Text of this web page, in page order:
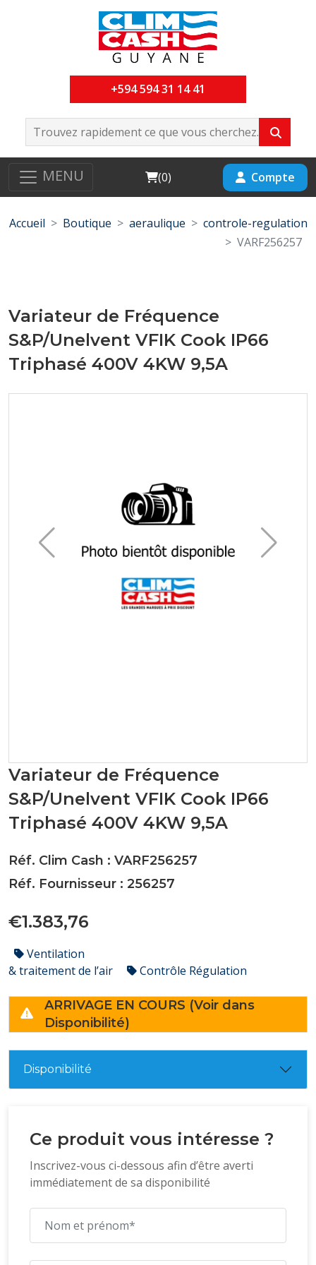
+594 594 31 14 41
MENU Cart
(0) Compte
Accueil Boutique aeraulique
controle-regulation
VARF256257
Variateur de Fréquence
S&P/Unelvent VFIK Cook IP66
Triphasé 400V 4KW 9,5A
Variateur de Fréquence
S&P/Unelvent VFIK Cook IP66
Triphasé 400V 4KW 9,5A
Réf. Clim Cash : VARF256257
Réf. Fournisseur : 256257
€1.383,76
Ventilation
& traitement de l’air
Contrôle Régulation
ARRIVAGE EN COURS (Voir dans
Disponibilité)
Disponibilité
Ce produit vous intéresse ?
Inscrivez-vous ci-dessous afin d’être averti
immédiatement de sa disponibilité